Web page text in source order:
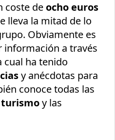
coste de ocho euros
lleva la mitad de lo
Obviamente es
información a través
cual ha tenido
y anécdotas para
conoce todas las
turismoy las